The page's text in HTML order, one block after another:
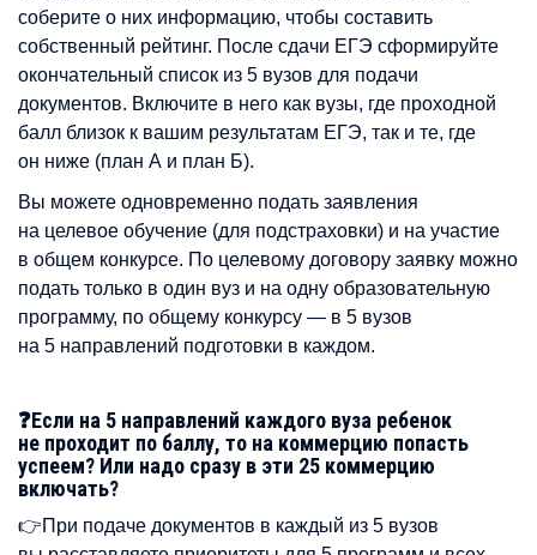
соберите о них информацию, чтобы составить
собственный рейтинг. После сдачи ЕГЭ сформируйте
окончательный список из 5 вузов для подачи
документов. Включите в него как вузы, где проходной
балл близок к вашим результатам ЕГЭ, так и те, где
он ниже (план А и план Б).
Вы можете одновременно подать заявления
на целевое обучение (для подстраховки) и на участие
в общем конкурсе. По целевому договору заявку можно
подать только в один вуз и на одну образовательную
программу, по общему конкурсу — в 5 вузов
на 5 направлений подготовки в каждом.
❓Если на 5 направлений каждого вуза ребенок
не проходит по баллу, то на коммерцию попасть
успеем? Или надо сразу в эти 25 коммерцию
включать?
👉При подаче документов в каждый из 5 вузов